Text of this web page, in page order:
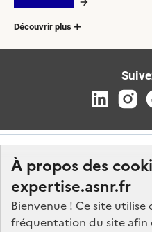
À propos des
expertise.asnr.fr
Bienvenue ! Ce site utilise
fréquentation du site afin
Découvrir plus
Nos marchés